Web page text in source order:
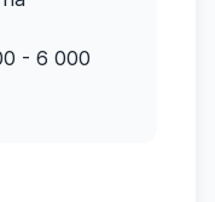
- 6 000